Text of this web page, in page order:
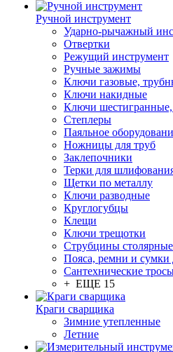
Ручной инструмент
Ударно-рычажный
Отвертки
Режущий инструмент
Ручные зажимы
Ключи газовые,
Ключи накидные
Ключи
Степлеры
Паяльное
Ножницы для труб
Заклепочники
Терки для
Щетки по металлу
Ключи разводные
Круглогубцы
Клещи
Ключи трещотки
Струбцины столярные
Пояса, ремни и сумки
Сантехнические
+ ЕЩЕ 15
Краги сварщика
Зимние утепленные
Летние